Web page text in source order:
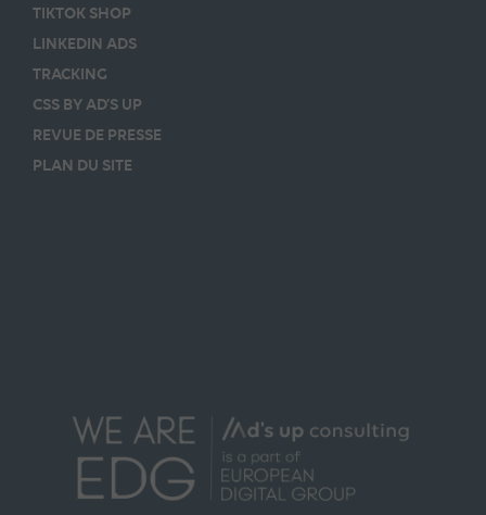
TIKTOK SHOP
LINKEDIN ADS
TRACKING
CSS BY AD’S UP
REVUE DE PRESSE
PLAN DU SITE